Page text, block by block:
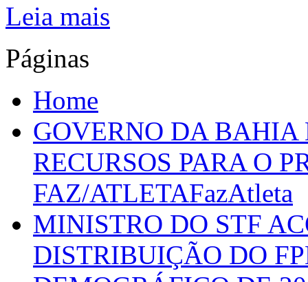
Leia mais
Páginas
Home
GOVERNO DA
RECURSOS PARA O
FAZ/ATLETAFazAtleta
MINISTRO DO STF
DISTRIBUIÇÃO DO